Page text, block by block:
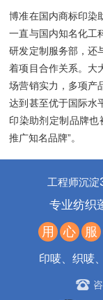
博准在国内商标印染
一直与国内知名化工
研发定制服务部，还
着项目合作关系。大
场营销实力，多项产
达到甚至优于国际水
印染助剂定制品牌也
推广知名品牌”。
工程师沉淀
专业纺织
用 心 服
印唛、织唛